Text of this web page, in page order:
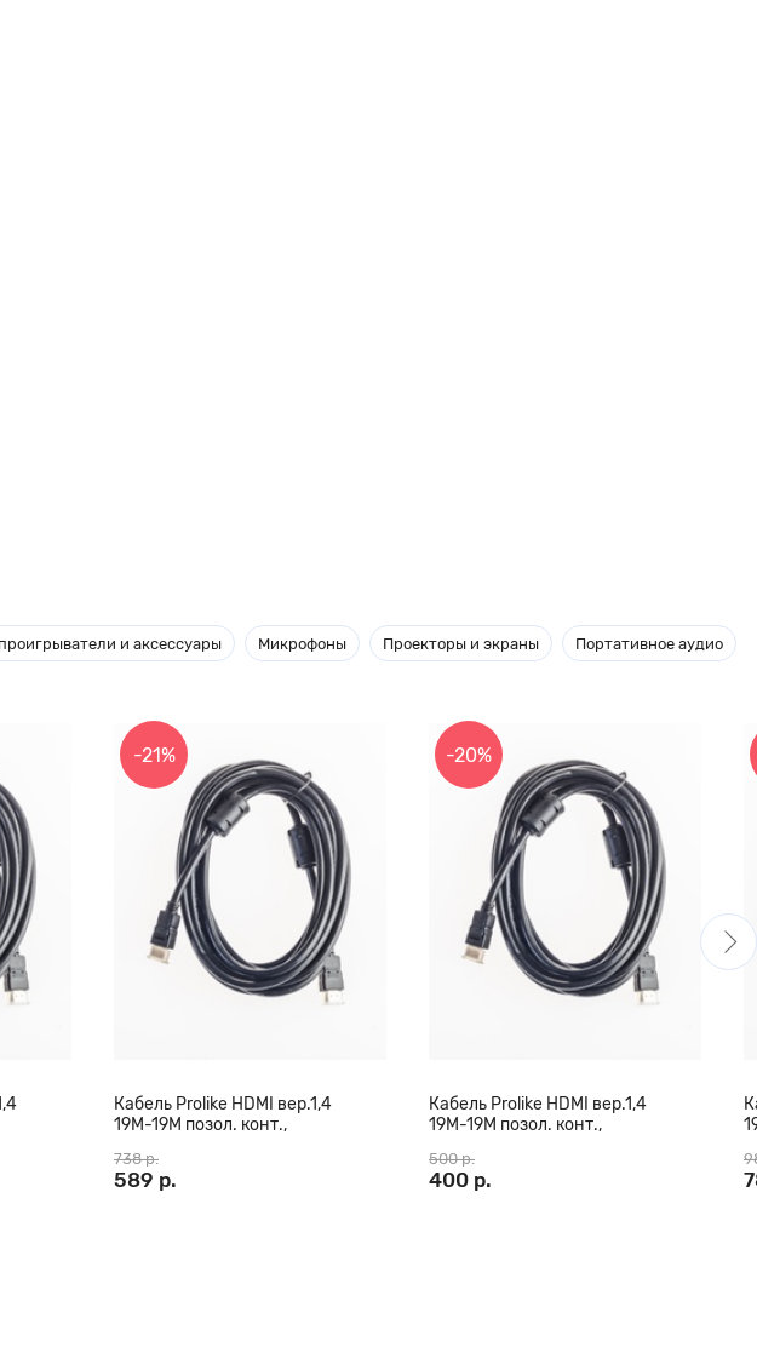
и аксессуары Микрофоны Проекторы и экраны Портативное аудио
-21%
Кабель Prolike HDMI вер.1,4
19М-19М позол. конт.,
738 р.
589 р.
-20%
Кабель Prolike HDMI вер.1,4
19М-19М позол. конт.,
500 р.
400 р.